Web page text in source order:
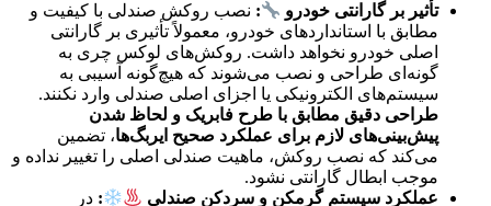
تأثیر بر گارانتی خودرو : نصب روکش صندلی با کیفیت و
مطابق با استانداردهای خودرو، معمولاً تأثیری بر گارانتی
اصلی خودرو نخواهد داشت. روکش‌های لوکس چری به
گونه‌ای طراحی و نصب می‌شوند که هیچ‌گونه آسیبی به
سیستم‌های الکترونیکی یا اجزای اصلی صندلی وارد نکنند.
طراحی دقیق مطابق با طرح فابریک و لحاظ شدن
پیش‌بینی‌های لازم برای عملکرد صحیح ایربگ‌ها، تضمین
می‌کند که نصب روکش، ماهیت صندلی اصلی را تغییر نداده و
موجب ابطال گارانتی نشود.
عملکرد سیستم گرمکن و سردکن صندلی
: در